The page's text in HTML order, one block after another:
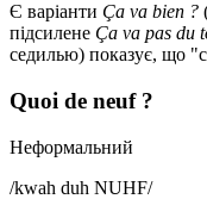
Є варіанти Ça va bien ?
підсилене Ça va pas du
седилью) показує, що
Quoi de neuf ?
Неформальний
/kwah duh NUHF/